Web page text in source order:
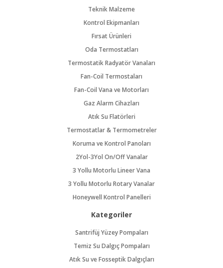
Teknik Malzeme
Kontrol Ekipmanları
Fırsat Ürünleri
Oda Termostatları
Termostatik Radyatör Vanaları
Fan-Coil Termostaları
Fan-Coil Vana ve Motorları
Gaz Alarm Cihazları
Atık Su Flatörleri
Termostatlar & Termometreler
Koruma ve Kontrol Panoları
2Yol-3Yol On/Off Vanalar
3 Yollu Motorlu Lineer Vana
3 Yollu Motorlu Rotary Vanalar
Honeywell Kontrol Panelleri
Kategoriler
Santrifüj Yüzey Pompaları
Temiz Su Dalgıç Pompaları
Atık Su ve Fosseptik Dalgıçları